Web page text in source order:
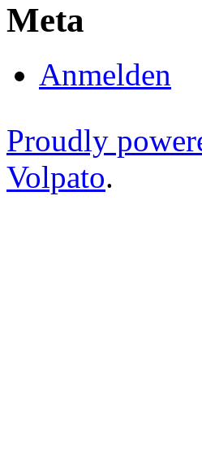
Meta
Anmelden
Proudly
Volpato.